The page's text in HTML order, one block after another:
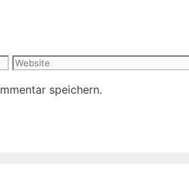
Website
speichern.